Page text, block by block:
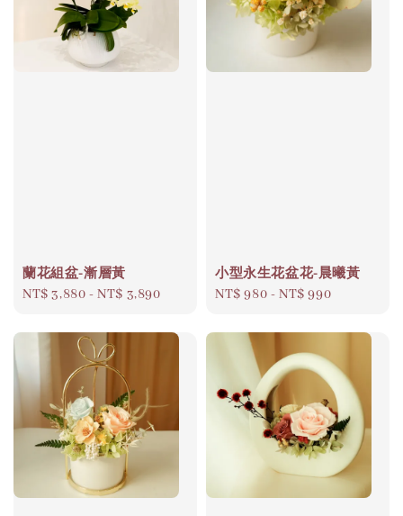
蘭花組盆-漸層黃
Regular
NT$ 3,880 -NT$ 3,890
小型永生花盆花-晨曦黃
Regular
NT$ 980 -NT$ 990